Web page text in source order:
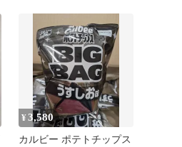
¥3,580
カルビー ポテトチップス